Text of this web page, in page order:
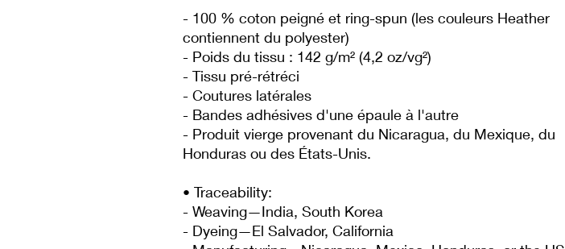
- 100 % coton peigné et ring-spun (les couleurs Heather
contiennent du polyester)
- Poids du tissu : 142 g/m² (4,2 oz/vg²)
- Tissu pré-rétréci
- Coutures latérales
- Bandes adhésives d'une épaule à l'autre
- Produit vierge provenant du Nicaragua, du Mexique, du
Honduras ou des États-Unis.
• Traceability:
- Weaving—India, South Korea
- Dyeing—El Salvador, California